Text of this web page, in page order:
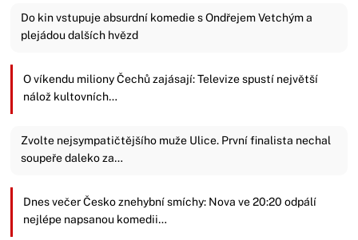
Do kin vstupuje absurdní komedie s Ondřejem Vetchým a
plejádou dalších hvězd
O víkendu miliony Čechů zajásají: Televize spustí největší
nálož kultovních…
Zvolte nejsympatičtějšího muže Ulice. První finalista nechal
soupeře daleko za…
Dnes večer Česko znehybní smíchy: Nova ve 20:20 odpálí
nejlépe napsanou komedii…